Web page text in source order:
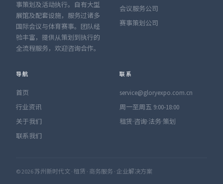
事策划及活动执行。自有大型
展馆及配套设施，服务过诸多
国际会议与体育赛事。团队经
验丰富，提供从策划到执行的
全流程服务，欢迎咨询合作。
会议服务公司
赛事策划公司
导航
首页
行业资讯
关于我们
联系我们
联系
service@gloryexpo.com.cn
周一至周五 9:00-18:00
租赁·咨询·法务·策划
© 2026 苏州新时代文 · 租赁 · 商务服务 · 企业解决方案